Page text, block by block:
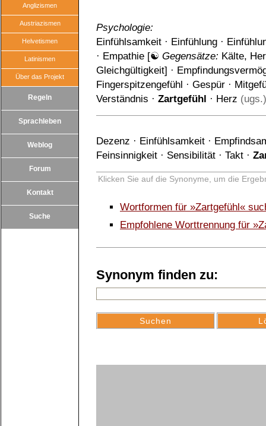
Anglizismen
Austriazismen
Helvetismen
Latinismen
Über das Projekt
Regeln
Sprachleben
Weblog
Forum
Kontakt
Suche
Psychologie:
Einfühlsamkeit · Einfühlung ·
· Empathie [☯ Gegensätze: Kälte,
Gleichgültigkeit] ·
Fingerspitzengefühl · Gespür ·
Verständnis · Zartgefühl · Herz (ugs.)
Dezenz · Einfühlsamkeit ·
Feinsinnigkeit · Sensibilität · Takt ·
Klicken Sie auf die Synonyme, um die
Wortformen für »Zartgefühl«
Empfohlene Worttrennung für
Synonym finden zu: